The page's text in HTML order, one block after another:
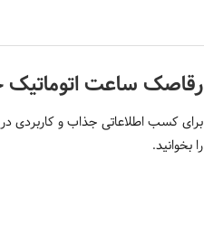
رقاصک ساعت
برای کسب اطلاعاتی جذاب و کاربردی
را بخوانید.